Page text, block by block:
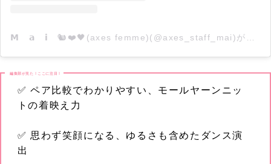
𝗠 𝗮 𝗶 🐿❤️🖤(axes femme)(@axes_staff_mai)がシェアした投稿
編集部が見た！ここに注目！
✅ ペア比較でわかりやすい、モールヤーンニッ
トの着映え力
✅ 思わず笑顔になる、ゆるさも含めたダンス演
出